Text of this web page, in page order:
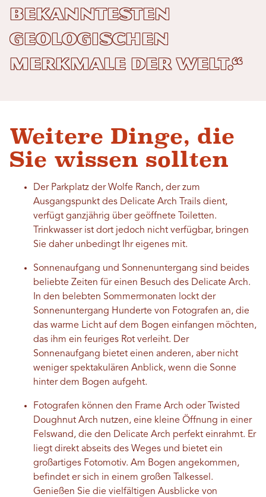
bekanntesten
geologischen
Merkmale der Welt.“
Weitere Dinge, die
Sie wissen sollten
Der Parkplatz der Wolfe Ranch, der zum
Ausgangspunkt des Delicate Arch Trails dient,
verfügt ganzjährig über geöffnete Toiletten.
Trinkwasser ist dort jedoch nicht verfügbar, bringen
Sie daher unbedingt Ihr eigenes mit.
Sonnenaufgang und Sonnenuntergang sind beides
beliebte Zeiten für einen Besuch des Delicate Arch.
In den belebten Sommermonaten lockt der
Sonnenuntergang Hunderte von Fotografen an, die
das warme Licht auf dem Bogen einfangen möchten,
das ihm ein feuriges Rot verleiht. Der
Sonnenaufgang bietet einen anderen, aber nicht
weniger spektakulären Anblick, wenn die Sonne
hinter dem Bogen aufgeht.
Fotografen können den Frame Arch oder Twisted
Doughnut Arch nutzen, eine kleine Öffnung in einer
Felswand, die den Delicate Arch perfekt einrahmt. Er
liegt direkt abseits des Weges und bietet ein
großartiges Fotomotiv. Am Bogen angekommen,
befindet er sich in einem großen Talkessel.
Genießen Sie die vielfältigen Ausblicke von